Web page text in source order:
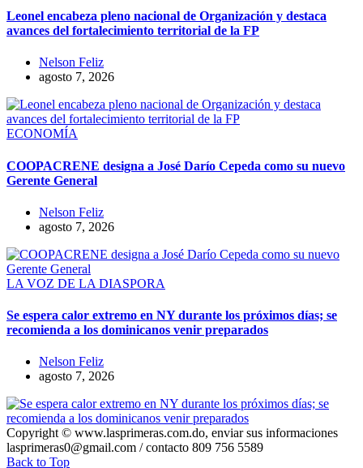
Leonel encabeza pleno nacional de Organización y destaca
avances del fortalecimiento territorial de la FP
Nelson Feliz
agosto 7, 2026
ECONOMÍA
COOPACRENE designa a José Darío Cepeda como su nuevo
Gerente General
Nelson Feliz
agosto 7, 2026
LA VOZ DE LA DIASPORA
Se espera calor extremo en NY durante los próximos días; se
recomienda a los dominicanos venir preparados
Nelson Feliz
agosto 7, 2026
Copyright © www.lasprimeras.com.do, enviar sus informaciones
lasprimeras0@gmail.com / contacto 809 756 5589
Back to Top